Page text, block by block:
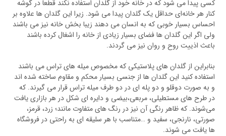
کسی پیدا می شود که در خانه خود از گلدان استفاده نکند قطعاً در گوشه
کنار هر خانه‌ای حداقل یک گلدان پیدا می شود. زیرا این گلدان ها علاوه بر
احساس بسیار خوبی که به انسان می دهند زیبا بخش خانه نیز می باشند
ولی اگر این گلدان ها فضای بسیار زیادی از خانه را اشغال کرده باشند
باعث اذییت روح و روان نیز می گردند.
بنابراین از گلدان های پلاستیکی که مخصوص میله های تراس می باشند
استفاده کنید این گلدان ها از جنسی بسیار محکم و مقاوم ساخته شده اند
و به صورت دوقلو و دو پله ای در دو طرف میله تراس قرار می گیرند. که
در طرح های مستطیلی، مربعی،بیضی و دایره ای شکل در هر بازاری یافت
می‌شوند. که ظاهر رنگی آن نیز در رنگ های متفاوت مانند؛ زرد، قرمز،
صورتی، نارنجی، سفید و …متناسب با هر سلیقه ای به راحتی در فروشگاه
ها یافت می شوند.